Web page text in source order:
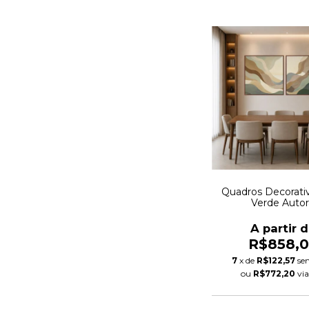
Quadros
Verde
A partir
7 x de R$122,57
ou R$772,20